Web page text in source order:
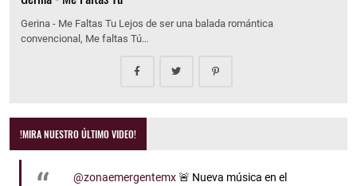
Gerina - Me Faltas Tu Lejos de ser una balada romántica
convencional, Me faltas Tú…
!MIRA NUESTRO ÚLTIMO VIDEO!
@zonaemergentemx🚨 Nueva música en el